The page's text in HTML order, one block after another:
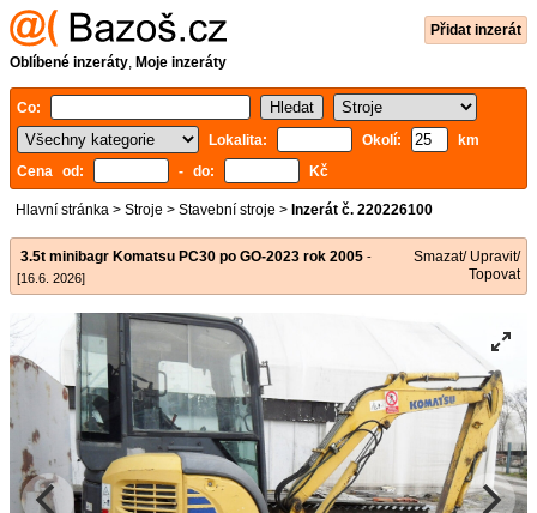
Přidat inzerát
Oblíbené inzeráty, Moje inzeráty
Co:
Lokalita:
Okolí:
km
Cena od:
- do: Kč
Hlavní stránka > Stroje > Stavební stroje > Inzerát č. 220226100
3.5t minibagr Komatsu PC30 po GO-2023 rok 2005 -
[16.6. 2026]
Smazat/ Upravit/
Topovat